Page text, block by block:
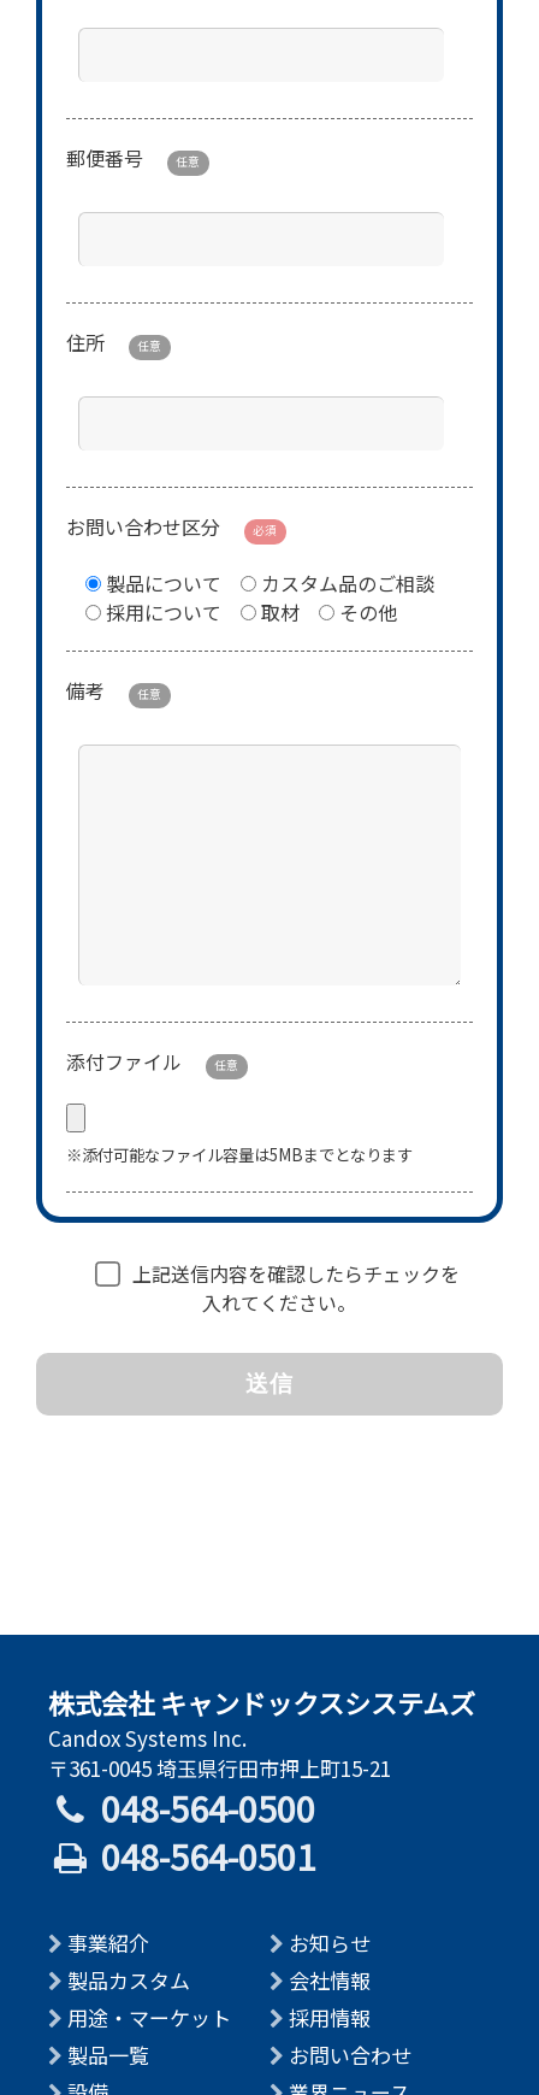
郵便番号 任意
住所 任意
お問い合わせ区分 必須
製品について
カスタム品のご相談
採用について
取材 その他
備考 任意
添付ファイル 任意
※添付可能なファイル容量は5MBまでとなります
上記送信内容を確認したらチェックを
入れてください。
株式会社 キャンドックスシステムズ
Candox Systems Inc.
〒361-0045 埼玉県行田市押上町15-21
048-564-0500
048-564-0501
事業紹介
製品カスタム
用途・マーケット
製品一覧
お知らせ
会社情報
採用情報
お問い合わせ